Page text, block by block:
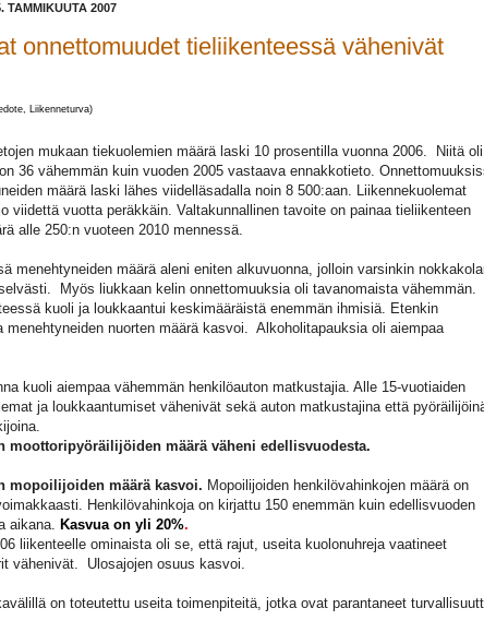
TAMMIKUUTA 2007
onnettomuudet tieliikenteessä vähenivät
Liikenneturva)
mukaan tiekuolemien määrä laski 10 prosentilla vuonna 2006. Niitä oli
36 vähemmän kuin vuoden 2005 vastaava ennakkotieto.
määrä laski lähes viidelläsadalla noin 8 500:aan. Liikennekuolemat
viidettä vuotta peräkkäin. Valtakunnallinen tavoite on painaa tieliikenteen
alle 250:n vuoteen 2010 mennessä.
menehtyneiden määrä aleni eniten alkuvuonna, jolloin varsinkin
Myös liukkaan kelin onnettomuuksia oli tavanomaista vähemmän.
kuoli ja loukkaantui keskimääräistä enemmän ihmisiä. Etenkin
menehtyneiden nuorten määrä kasvoi. Alkoholitapauksia oli aiempaa
kuoli aiempaa vähemmän henkilöauton matkustajia. Alle 15-vuotiaiden
ja loukkaantumiset vähenivät sekä auton matkustajina että
moottoripyöräilijöiden määrä väheni edellisvuodesta.
mopoilijoiden määrä kasvoi. Mopoilijoiden henkilövahinkojen määrä on
Henkilövahinkoja on kirjattu 150 enemmän kuin edellisvuoden
aikana.
Kasvua on yli 20%.
liikenteelle ominaista oli se, että rajut, useita kuolonuhreja vaatineet
vähenivät. Ulosajojen osuus kasvoi.
on toteutettu useita toimenpiteitä, jotka ovat parantaneet